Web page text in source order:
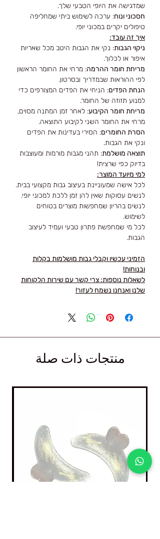
שמדגישה את היופי הטבעי שלך.
חסכוני ונוח: ערכה לשימוש ביתי שמחליפה
טיפולים יקרים במכוני יופי.
איך זה עובד:
ניקוי הגבות: נקי את הגבות היטב מכל שאריות
איפור או לכלוך.
מריחת חומר ההרמה: מרחי את החומר הראשון
לפי ההוראות שבמדריך ובסרטון.
הנחת הפדים: הניחי את הפדים המצורפים כדי
למנוע תזוזה של החומר.
מריחת חומר הקיבוע: לאחר זמן המתנה מסוים,
מרחי את החומר השני לקיבוע התוצאה.
הסרת החומרים: הסירי בעדינות את הפדים
ונקי את הגבות.
תוצאה מושלמת: תהני מגבות מורמות ומעוצבות
בדיוק כפי שרצית!
למי מיועד המוצר:
לכל אישה שמעוניינת בעיצוב גבות מקצועי בבית.
לנשים עסוקות שאין להן זמן ללכת למכוני יופי.
לנשים בהריון שמחפשות מוצרים בטוחים
לשימוש.
לכל מי שמחפשת פתרון טבעי ועמיד לעיצוב
הגבות.
הזמיני עכשיו וקבלי גבות מושלמות בקלות
ובנוחות!
לשאלות נוספות: צרי קשר עם שירות הלקוחות
שלנו ואנחנו נשמח לעזור!
منتجات ذات صلة